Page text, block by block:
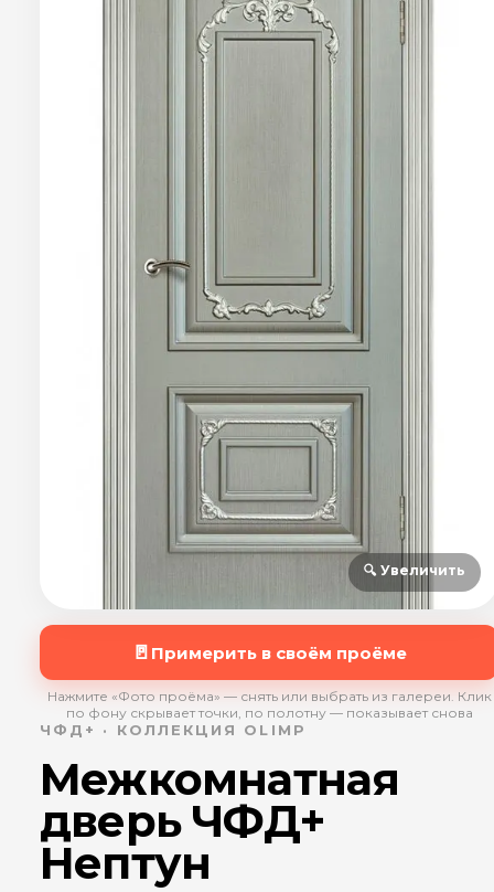
🔍 Увеличить
🚪 Примерить в своём проёме
Нажмите «Фото проёма» — снять или выбрать из галереи. Клик
по фону скрывает точки, по полотну — показывает снова
ЧФД+ · КОЛЛЕКЦИЯ OLIMP
Межкомнатная
дверь ЧФД+
Нептун